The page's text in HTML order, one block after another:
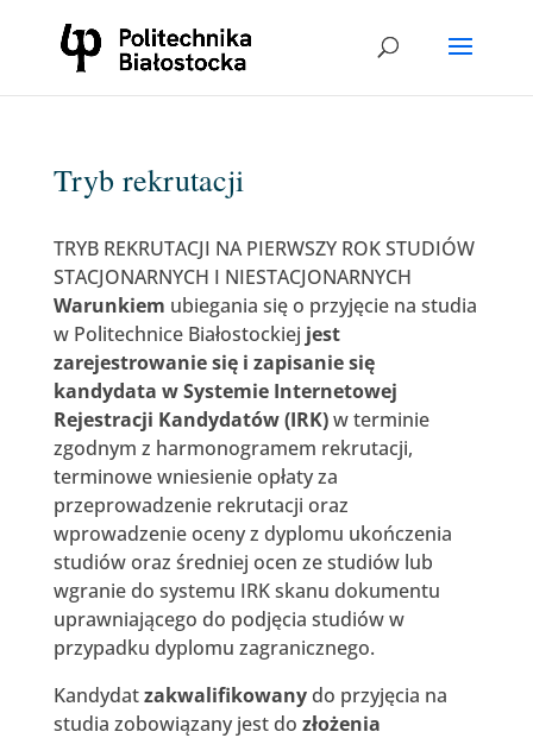
Tryb rekrutacji
TRYB REKRUTACJI NA PIERWSZY ROK STUDIÓW
STACJONARNYCH I NIESTACJONARNYCH
Warunkiem ubiegania się o przyjęcie na studia
w Politechnice Białostockiej jest
zarejestrowanie się i zapisanie się
kandydata w Systemie Internetowej
Rejestracji Kandydatów (IRK)w terminie
zgodnym z harmonogramem rekrutacji,
terminowe wniesienie opłaty za
przeprowadzenie rekrutacji oraz
wprowadzenie oceny z dyplomu ukończenia
studiów oraz średniej ocen ze studiów lub
wgranie do systemu IRK skanu dokumentu
uprawniającego do podjęcia studiów w
przypadku dyplomu zagranicznego.
Kandydatzakwalifikowanydo przyjęcia na
studia zobowiązany jest do złożenia